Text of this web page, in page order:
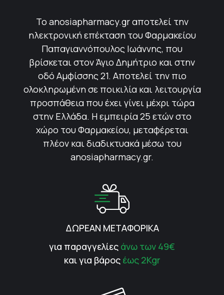
Το anosiapharmacy.gr αποτελεί την
ηλεκτρονική επέκταση του Φαρμακείου
Παπαγιαννόπουλος Ιωάννης, που
βρίσκεται στον Άγιο Δημήτριο και στην
οδό Αμφίσσης 21. Αποτελεί την πιο
ολοκληρωμένη σε ποικιλία και λειτουργία
προσπάθεια που έχει γίνει μέχρι τώρα
στην Ελλάδα. Η εμπειρία 25 ετών στο
χώρο του Φαρμακείου, μεταφέρεται
πλέον και διαδικτυακά μέσω του
anosiapharmacy.gr.
ΔΩΡΕΑΝ ΜΕΤΑΦΟΡΙΚΑ
για παραγγελίες άνω των 49€
και για βάρος έως 2Kgr